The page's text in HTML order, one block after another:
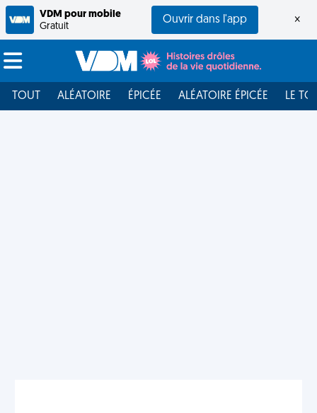
VDM pour mobile
Gratuit
Ouvrir dans l'app ×
TOUT ALÉATOIRE ÉPICÉE ALÉATOIRE ÉPICÉE LE